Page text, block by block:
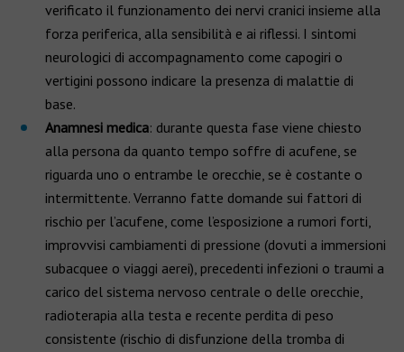
verificato il funzionamento dei nervi cranici insieme alla
forza periferica, alla sensibilità e ai riflessi. I sintomi
neurologici di accompagnamento come capogiri o
vertigini possono indicare la presenza di malattie di
base.
Anamnesi medica: durante questa fase viene chiesto
alla persona da quanto tempo soffre di acufene, se
riguarda uno o entrambe le orecchie, se è costante o
intermittente. Verranno fatte domande sui fattori di
rischio per l’acufene, come l’esposizione a rumori forti,
improvvisi cambiamenti di pressione (dovuti a immersioni
subacquee o viaggi aerei), precedenti infezioni o traumi a
carico del sistema nervoso centrale o delle orecchie,
radioterapia alla testa e recente perdita di peso
consistente (rischio di disfunzione della tromba di